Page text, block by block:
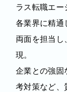
ラス転職エー
各業界に精通
両面を担当
現。
企業との強固
考対策など、